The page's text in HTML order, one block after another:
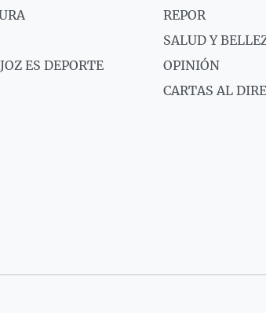
ES DEPORTE
REPOR
SALUD Y
OPINIÓN
CARTAS AL